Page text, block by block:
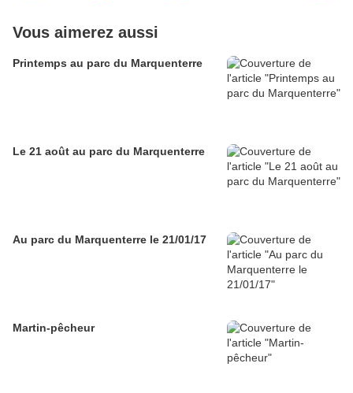
Vous aimerez aussi
Printemps au parc du Marquenterre
Le 21 août au parc du Marquenterre
Au parc du Marquenterre le 21/01/17
Martin-pêcheur